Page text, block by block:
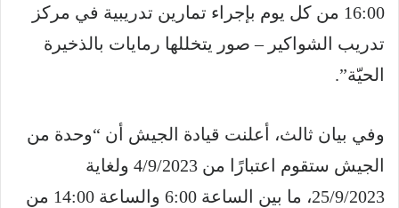
16:00 من كل يوم بإجراء تمارين تدريبية في مركز
تدريب الشواكير – صور يتخللها رمايات بالذخيرة
الحيّة”.
وفي بيان ثالث، أعلنت قيادة الجيش أن “وحدة من
الجيش ستقوم اعتبارًا من 4/9/2023 ولغاية
25/9/2023، ما بين الساعة 6:00 والساعة 14:00 من